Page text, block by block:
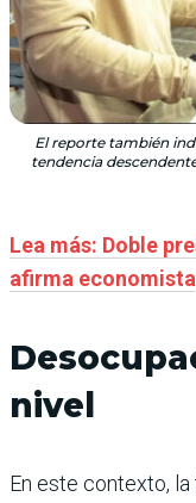
El reporte también
tendencia
Lea más: Doble
afirma economista
nivel
En este contexto,